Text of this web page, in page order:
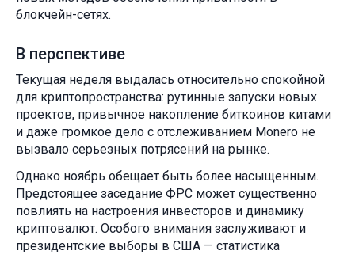
блокчейн-сетях.
В перспективе
Текущая неделя выдалась относительно спокойной
для криптопространства: рутинные запуски новых
проектов, привычное накопление биткоинов китами
и даже громкое дело с отслеживанием Monero не
вызвало серьезных потрясений на рынке.
Однако ноябрь обещает быть более насыщенным.
Предстоящее заседание ФРС может существенно
повлиять на настроения инвесторов и динамику
криптовалют. Особого внимания заслуживают и
президентские выборы в США — статистика